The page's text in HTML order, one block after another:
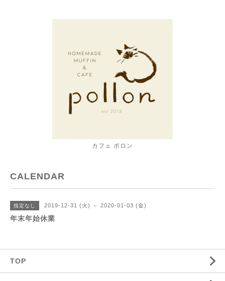
カフェ ポロン
CALENDAR
指定なし 2019-12-31 (火) ～ 2020-01-03 (金)
年末年始休業
TOP